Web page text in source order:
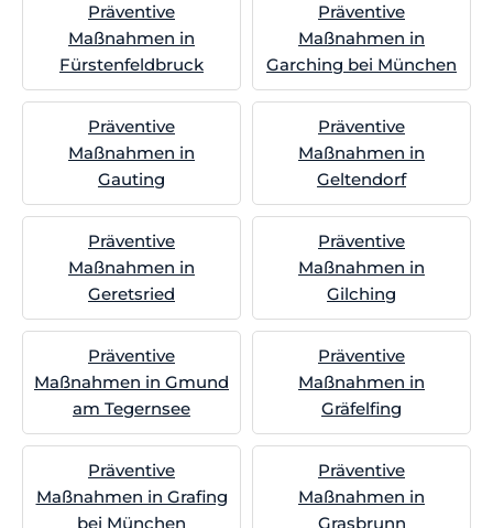
Präventive
Maßnahmen in
Fürstenfeldbruck
Präventive
Maßnahmen in
Garching bei München
Präventive
Maßnahmen in
Gauting
Präventive
Maßnahmen in
Geltendorf
Präventive
Maßnahmen in
Geretsried
Präventive
Maßnahmen in
Gilching
Präventive
Maßnahmen in Gmund
am Tegernsee
Präventive
Maßnahmen in
Gräfelfing
Präventive
Maßnahmen in Grafing
bei München
Präventive
Maßnahmen in
Grasbrunn